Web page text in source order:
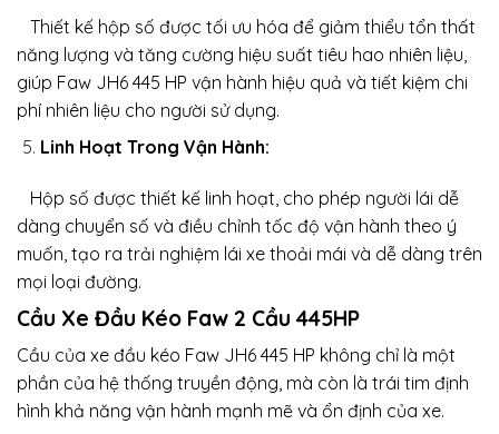
Thiết kế hộp số được tối ưu hóa để giảm thiểu tổn thất
năng lượng và tăng cường hiệu suất tiêu hao nhiên liệu,
giúp Faw JH6 445 HP vận hành hiệu quả và tiết kiệm chi
phí nhiên liệu cho người sử dụng.
Linh Hoạt Trong Vận Hành:
Hộp số được thiết kế linh hoạt, cho phép người lái dễ
dàng chuyển số và điều chỉnh tốc độ vận hành theo ý
muốn, tạo ra trải nghiệm lái xe thoải mái và dễ dàng trên
mọi loại đường.
Cầu Xe Đầu Kéo Faw 2 Cầu 445HP
Cầu của xe đầu kéo Faw JH6 445 HP không chỉ là một
phần của hệ thống truyền động, mà còn là trái tim định
hình khả năng vận hành mạnh mẽ và ổn định của xe.